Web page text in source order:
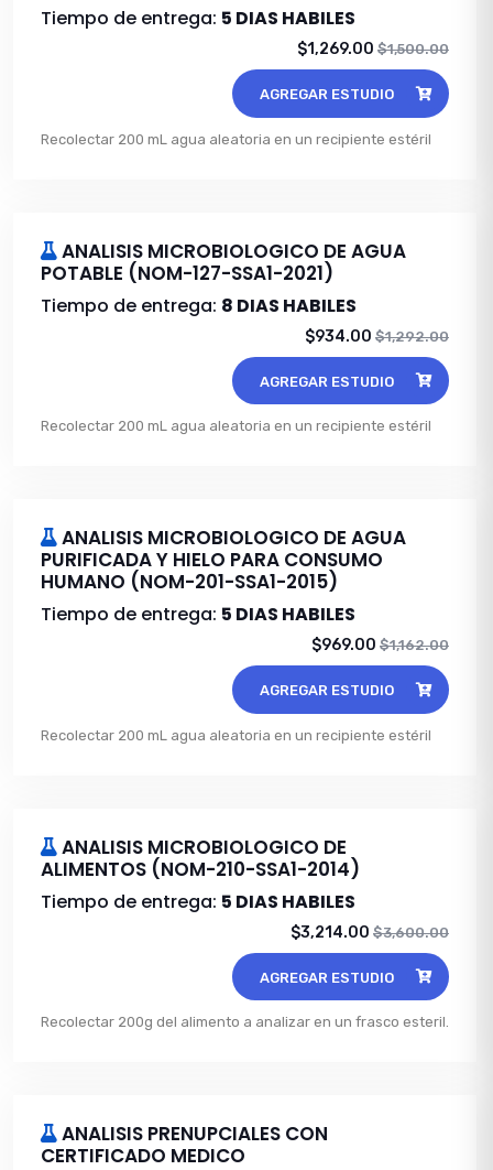
Tiempo de entrega: 5 DIAS HABILES
$1,269.00 $1,500.00
AGREGAR ESTUDIO
Recolectar 200 mL agua aleatoria en un recipiente estéril
ANALISIS MICROBIOLOGICO DE AGUA
POTABLE (NOM-127-SSA1-2021)
Tiempo de entrega: 8 DIAS HABILES
$934.00 $1,292.00
AGREGAR ESTUDIO
Recolectar 200 mL agua aleatoria en un recipiente estéril
ANALISIS MICROBIOLOGICO DE AGUA
PURIFICADA Y HIELO PARA CONSUMO
HUMANO (NOM-201-SSA1-2015)
Tiempo de entrega: 5 DIAS HABILES
$969.00 $1,162.00
AGREGAR ESTUDIO
Recolectar 200 mL agua aleatoria en un recipiente estéril
ANALISIS MICROBIOLOGICO DE
ALIMENTOS (NOM-210-SSA1-2014)
Tiempo de entrega: 5 DIAS HABILES
$3,214.00 $3,600.00
AGREGAR ESTUDIO
Recolectar 200g del alimento a analizar en un frasco esteril.
ANALISIS PRENUPCIALES CON
CERTIFICADO MEDICO